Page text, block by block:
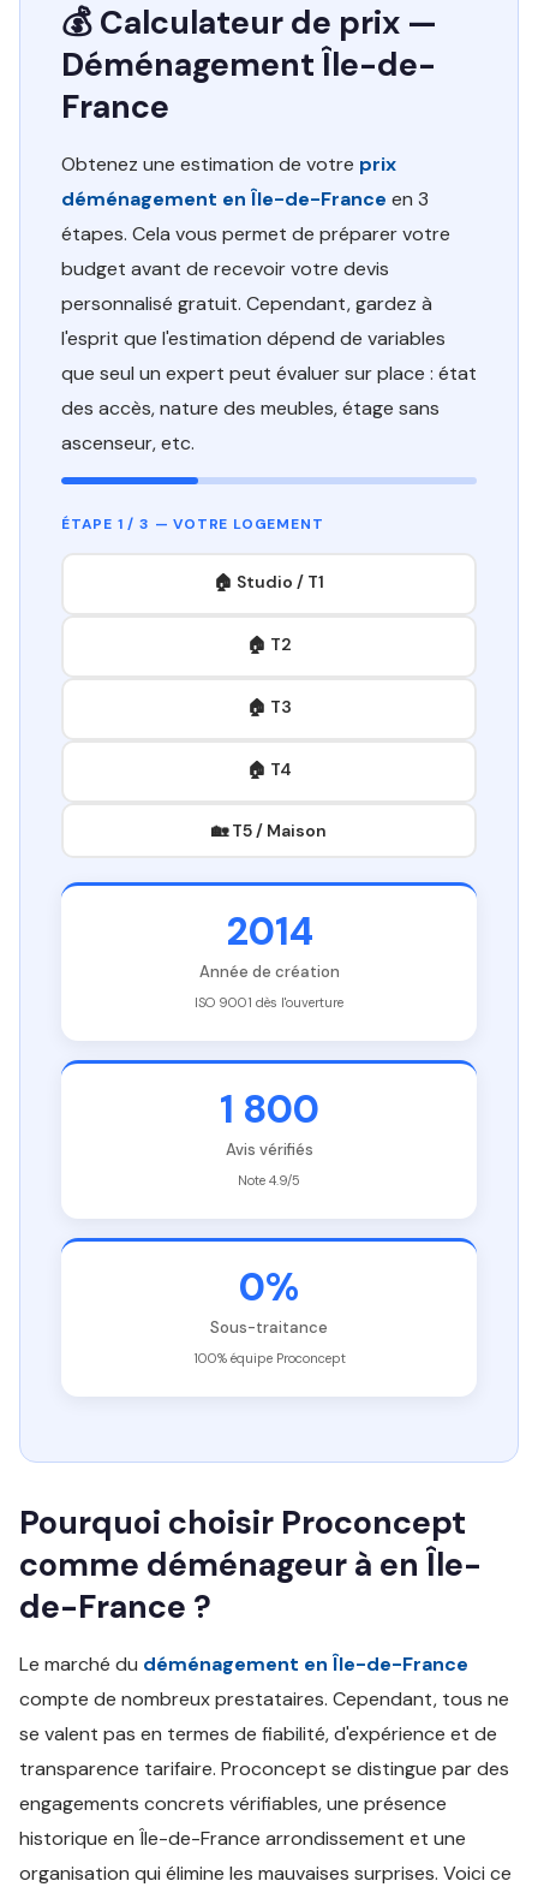
💰 Calculateur de prix —
Déménagement Île-de-
France
Obtenez une estimation de votre prix
déménagement en Île-de-France en 3
étapes. Cela vous permet de préparer votre
budget avant de recevoir votre devis
personnalisé gratuit. Cependant, gardez à
l'esprit que l'estimation dépend de variables
que seul un expert peut évaluer sur place : état
des accès, nature des meubles, étage sans
ascenseur, etc.
ÉTAPE 1 / 3 — VOTRE LOGEMENT
🏠 Studio / T1
🏠 T2
🏠 T3
🏠 T4
🏡 T5 / Maison
2014
Année de création
ISO 9001 dès l'ouverture
1 800
Avis vérifiés
Note 4.9/5
0%
Sous-traitance
100% équipe Proconcept
Pourquoi choisir Proconcept
comme déménageur à en Île-
de-France ?
Le marché du déménagement en Île-de-France
compte de nombreux prestataires. Cependant, tous ne
se valent pas en termes de fiabilité, d'expérience et de
transparence tarifaire. Proconcept se distingue par des
engagements concrets vérifiables, une présence
historique en Île-de-France arrondissement et une
organisation qui élimine les mauvaises surprises. Voici ce